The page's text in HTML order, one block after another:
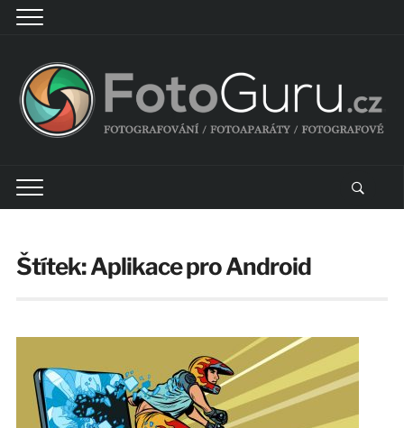
Štítek:Aplikace pro Android